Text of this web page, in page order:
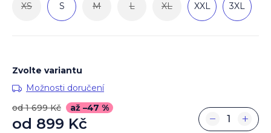
XS S M L XL XXL 3XL
Zvolte variantu
Možnosti doručení
od 1 699 Kč
až –47 %
od 899 Kč +
−